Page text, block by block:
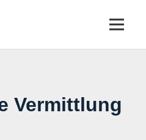
Vermittlung